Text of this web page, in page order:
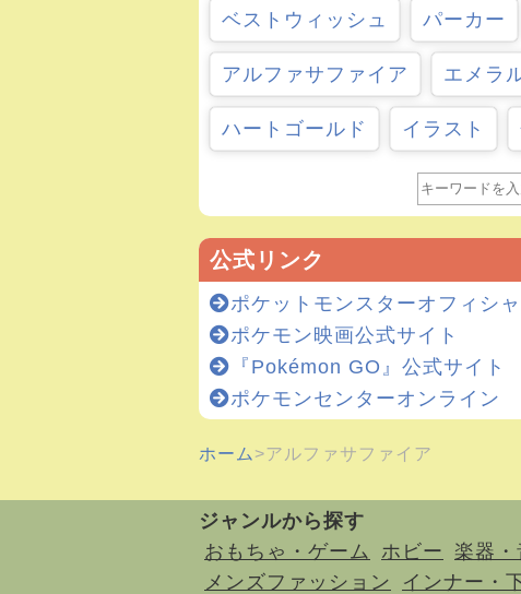
ベストウィッシュ パーカー
アルファサファイア エメラ
ハートゴールド イラスト
公式リンク
ポケットモンスターオフィシ
ポケモン映画公式サイト
『Pokémon GO』公式サイト
ポケモンセンターオンライン
ホーム アルファサファイア
ジャンルから探す
おもちゃ・ゲーム
ホビー 楽器
メンズファッション
インナー・